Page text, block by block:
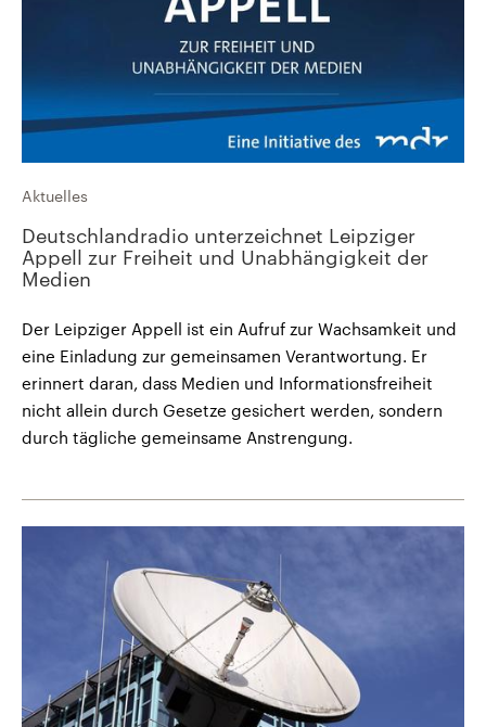
Aktuelles
Deutschlandradio unterzeichnet Leipziger
Appell zur Freiheit und Unabhängigkeit der
Medien
Der Leipziger Appell ist ein Aufruf zur Wachsamkeit und
eine Einladung zur gemeinsamen Verantwortung. Er
erinnert daran, dass Medien und Informationsfreiheit
nicht allein durch Gesetze gesichert werden, sondern
durch tägliche gemeinsame Anstrengung.